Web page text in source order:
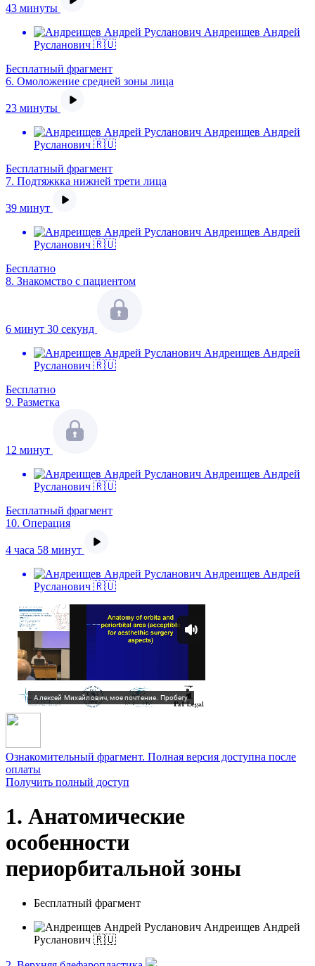
43 минуты
Андреищев Андрей
Русланович 🇷🇺
Бесплатный фрагмент
6. Омоложение средней зоны лица
23 минуты
Андреищев Андрей
Русланович 🇷🇺
Бесплатный фрагмент
7. Подтяжкка нижней трети лица
39 минут
Андреищев Андрей
Русланович 🇷🇺
Бесплатно
8. Знакомство с пациентом
6 минут 30 секунд
Андреищев Андрей
Русланович 🇷🇺
Бесплатно
9. Разметка
12 минут
Андреищев Андрей
Русланович 🇷🇺
Бесплатный фрагмент
10. Операция
4 часа 58 минут
Андреищев Андрей
Русланович 🇷🇺
Ознакомительный фрагмент. Полная версия доступна после
оплаты
Получить полный доступ
1. Анатомические
особенности
периорбитальной зоны
Бесплатный фрагмент
Андреищев Андрей
Русланович 🇷🇺